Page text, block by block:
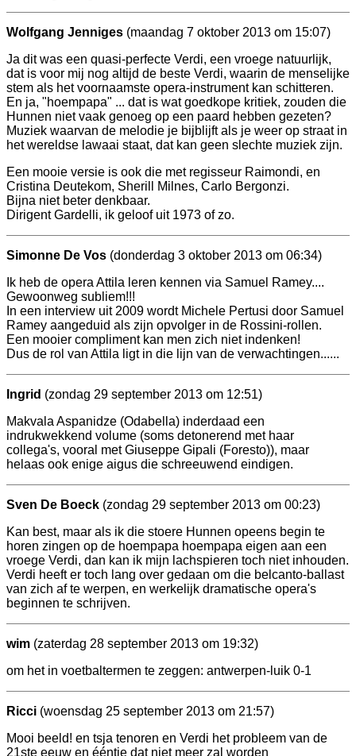
Wolfgang Jenniges (maandag 7 oktober 2013 om 15:07)
Ja dit was een quasi-perfecte Verdi, een vroege natuurlijk,
dat is voor mij nog altijd de beste Verdi, waarin de menselijke
stem als het voornaamste opera-instrument kan schitteren.
En ja, "hoempapa" ... dat is wat goedkope kritiek, zouden die
Hunnen niet vaak genoeg op een paard hebben gezeten?
Muziek waarvan de melodie je bijblijft als je weer op straat in
het wereldse lawaai staat, dat kan geen slechte muziek zijn.
Een mooie versie is ook die met regisseur Raimondi, en
Cristina Deutekom, Sherill Milnes, Carlo Bergonzi.
Bijna niet beter denkbaar.
Dirigent Gardelli, ik geloof uit 1973 of zo.
Simonne De Vos (donderdag 3 oktober 2013 om 06:34)
Ik heb de opera Attila leren kennen via Samuel Ramey....
Gewoonweg subliem!!!
In een interview uit 2009 wordt Michele Pertusi door Samuel
Ramey aangeduid als zijn opvolger in de Rossini-rollen.
Een mooier compliment kan men zich niet indenken!
Dus de rol van Attila ligt in die lijn van de verwachtingen......
Ingrid (zondag 29 september 2013 om 12:51)
Makvala Aspanidze (Odabella) inderdaad een
indrukwekkend volume (soms detonerend met haar
collega's, vooral met Giuseppe Gipali (Foresto)), maar
helaas ook enige aigus die schreeuwend eindigen.
Sven De Boeck (zondag 29 september 2013 om 00:23)
Kan best, maar als ik die stoere Hunnen opeens begin te
horen zingen op de hoempapa hoempapa eigen aan een
vroege Verdi, dan kan ik mijn lachspieren toch niet inhouden.
Verdi heeft er toch lang over gedaan om die belcanto-ballast
van zich af te werpen, en werkelijk dramatische opera's
beginnen te schrijven.
wim (zaterdag 28 september 2013 om 19:32)
om het in voetbaltermen te zeggen: antwerpen-luik 0-1
Ricci (woensdag 25 september 2013 om 21:57)
Mooi beeld! en tsja tenoren en Verdi het probleem van de
21ste eeuw en ééntje dat niet meer zal worden